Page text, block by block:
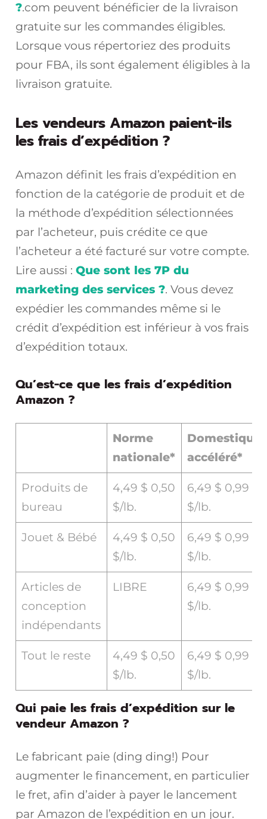
?.com peuvent bénéficier de la livraison
gratuite sur les commandes éligibles.
Lorsque vous répertoriez des produits
pour FBA, ils sont également éligibles à la
livraison gratuite.
Les vendeurs Amazon paient-ils
les frais d’expédition ?
Amazon définit les frais d’expédition en
fonction de la catégorie de produit et de
la méthode d’expédition sélectionnées
par l’acheteur, puis crédite ce que
l’acheteur a été facturé sur votre compte.
Lire aussi : Que sont les 7P du
marketing des services ?. Vous devez
expédier les commandes même si le
crédit d’expédition est inférieur à vos frais
d’expédition totaux.
Qu’est-ce que les frais d’expédition
Amazon ?
Norme
nationale*
Domestique
accéléré*
Produits de
bureau
4,49 $ 0,50
$/lb.
6,49 $ 0,99
$/lb.
Jouet & Bébé
4,49 $ 0,50
$/lb.
6,49 $ 0,99
$/lb.
Articles de
conception
indépendants
LIBRE
6,49 $ 0,99
$/lb.
Tout le reste
4,49 $ 0,50
$/lb.
6,49 $ 0,99
$/lb.
Qui paie les frais d’expédition sur le
vendeur Amazon ?
Le fabricant paie (ding ding!) Pour
augmenter le financement, en particulier
le fret, afin d’aider à payer le lancement
par Amazon de l’expédition en un jour.